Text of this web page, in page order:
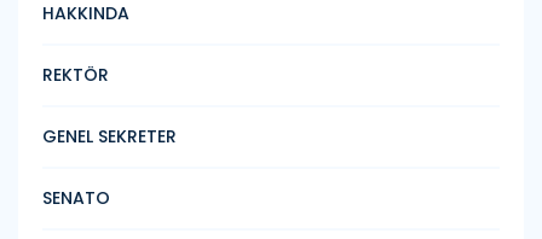
HAKKINDA
REKTÖR
GENEL SEKRETER
SENATO